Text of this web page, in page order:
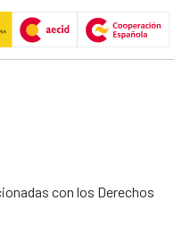
- AECID -
con los Derechos